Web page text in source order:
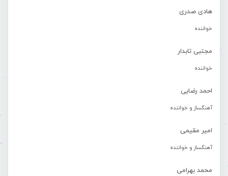
هادی صدری
خواننده
مجتبی تابدار
خواننده
احمد رضایی
آهنگساز و خواننده
امیر مقیمی
آهنگساز و خواننده
محمد بهرامی